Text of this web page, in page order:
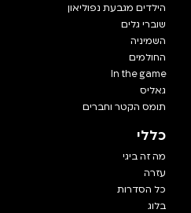
הילדים מגבעת נפוליאון
שוברי גלים
השמיניה
החולמים
In the game
גאליס
תומס הקטר וחברים
כללי
מה זה ביגי
עזרה
כל הסדרות
בלוג